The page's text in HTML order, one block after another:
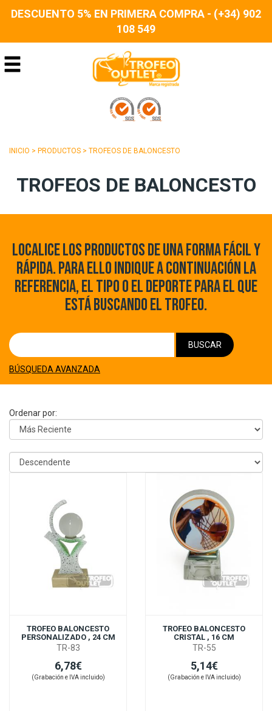
DESCUENTO 5% EN PRIMERA COMPRA - (+34) 902
108 549
INICIO > PRODUCTOS > TROFEOS DE BALONCESTO
TROFEOS DE BALONCESTO
LOCALICE LOS PRODUCTOS DE UNA FORMA FÁCIL Y
RÁPIDA. PARA ELLO INDIQUE A CONTINUACIÓN LA
REFERENCIA, EL TIPO O EL DEPORTE PARA EL QUE
ESTÁ BUSCANDO EL TROFEO.
BUSCAR
BÚSQUEDA AVANZADA
Ordenar por:
TROFEO BALONCESTO
PERSONALIZADO , 24 CM
TR-83
6,78€
(Grabación e IVA incluido)
TROFEO BALONCESTO
CRISTAL , 16 CM
TR-55
5,14€
(Grabación e IVA incluido)